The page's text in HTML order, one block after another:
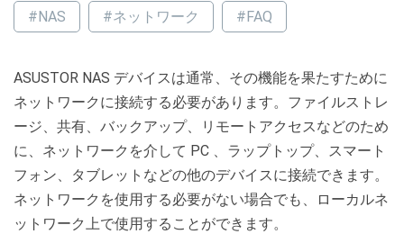
#NAS #ネットワーク #FAQ
ASUSTOR NAS デバイスは通常、その機能を果たすために
ネットワークに接続する必要があります。ファイルストレ
ージ、共有、バックアップ、リモートアクセスなどのため
に、ネットワークを介して PC 、ラップトップ、スマート
フォン、タブレットなどの他のデバイスに接続できます。
ネットワークを使用する必要がない場合でも、ローカルネ
ットワーク上で使用することができます。